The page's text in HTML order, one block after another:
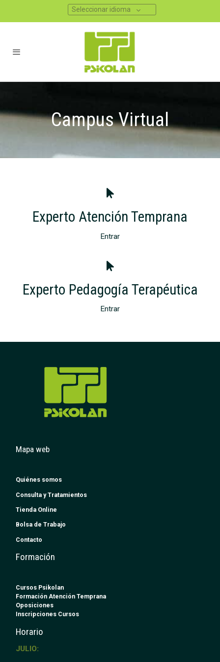
Seleccionar idioma
Campus Virtual
Experto Atención Temprana
Entrar
Experto Pedagogía Terapéutica
Entrar
Mapa web
Quiénes somos
Consulta y Tratamientos
Tienda Online
Bolsa de Trabajo
Contacto
Formación
Cursos Psikolan
Formación Atención Temprana
Oposiciones
Inscripciones Cursos
Horario
JULIO: